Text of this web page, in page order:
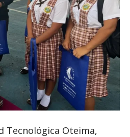
Tecnológica Oteima,